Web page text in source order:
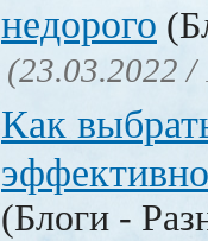
недорого
(23.03.2022 /
Как
(Блоги -